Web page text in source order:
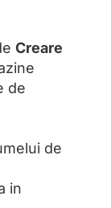
Creare
de
de
in